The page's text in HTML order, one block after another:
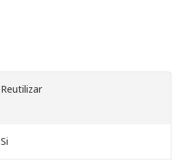
Reutilizar
Si